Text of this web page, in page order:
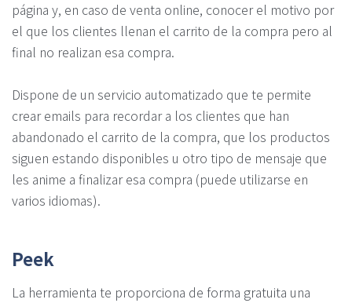
página y, en caso de venta online, conocer el motivo por
el que los clientes llenan el carrito de la compra pero al
final no realizan esa compra.
Dispone de un servicio automatizado que te permite
crear emails para recordar a los clientes que han
abandonado el carrito de la compra, que los productos
siguen estando disponibles u otro tipo de mensaje que
les anime a finalizar esa compra (puede utilizarse en
varios idiomas).
Peek
La herramienta te proporciona de forma gratuita una